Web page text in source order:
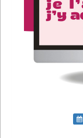
Infos
Abo
Désabo